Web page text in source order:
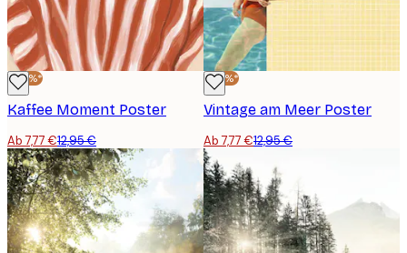
-40%*
Kaffee Moment Poster
Ab 7,77 €12,95 €
-40%*
Vintage am Meer Poster
Ab 7,77 €12,95 €